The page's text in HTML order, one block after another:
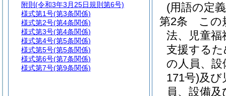
(用語の定
第2条
この
法、児童福
支援する
の人員、
171号)及び
員、設備
附則 (令和3年3月25日規則第6号)
様式第1号(第3条関係)
様式第2号(第4条関係)
様式第3号(第4条関係)
様式第4号(第5条関係)
様式第5号(第5条関係)
様式第6号(第7条関係)
様式第7号(第9条関係)